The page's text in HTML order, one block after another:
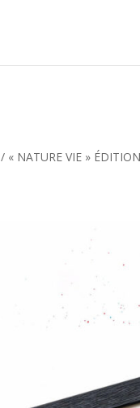
/ « NATURE VIE »